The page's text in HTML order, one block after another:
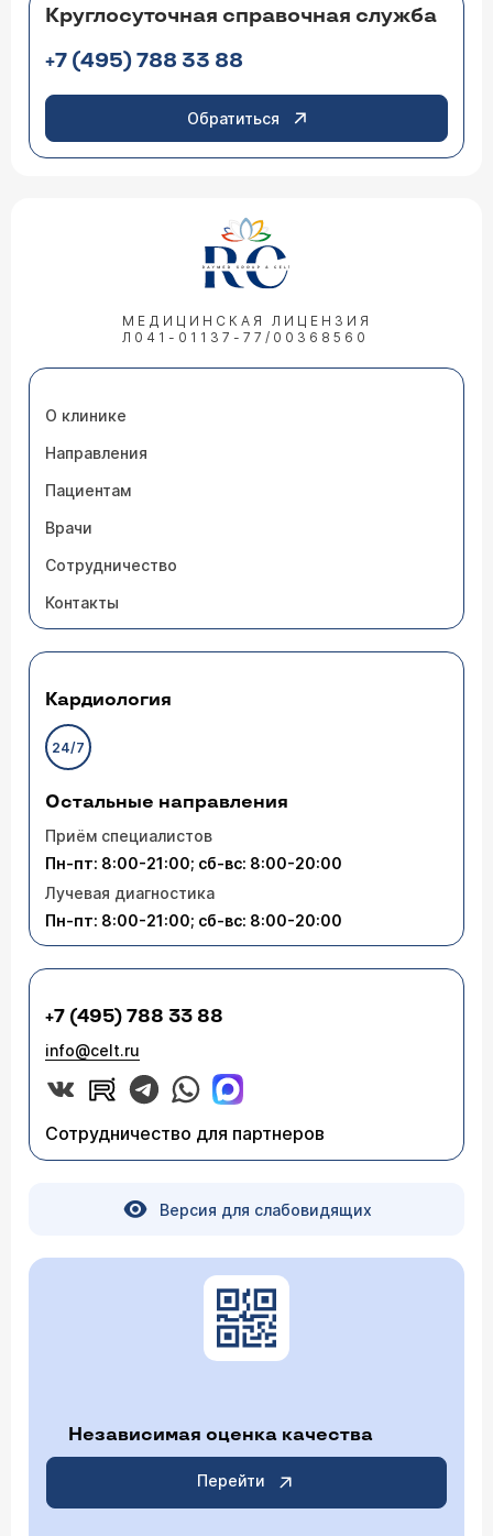
Круглосуточная справочная служба
+7 (495) 788 33 88
Обратиться
МЕДИЦИНСКАЯ ЛИЦЕНЗИЯ
Л041-01137-77/00368560
О клинике
Направления
Пациентам
Врачи
Сотрудничество
Контакты
Кардиология
24/7
Остальные направления
Приём специалистов
Пн-пт: 8:00-21:00; сб-вс: 8:00-20:00
Лучевая диагностика
Пн-пт: 8:00-21:00; сб-вс: 8:00-20:00
+7 (495) 788 33 88
info@celt.ru
Сотрудничество для партнеров
Версия для слабовидящих
Независимая оценка качества
Перейти